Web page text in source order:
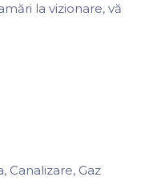
la vizionare, vă
Canalizare, Gaz